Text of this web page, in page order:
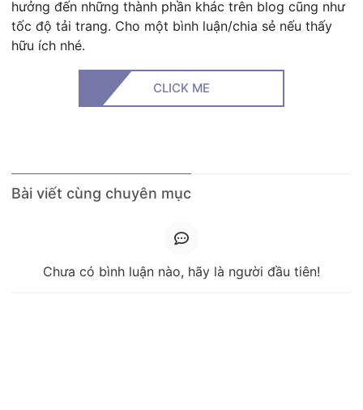
hưởng đến những thành phần khác trên blog cũng như
tốc độ tải trang. Cho một bình luận/chia sẻ nếu thấy
hữu ích nhé.
CLICK ME
Bài viết cùng chuyên mục
Chưa có bình luận nào, hãy là người đầu tiên!